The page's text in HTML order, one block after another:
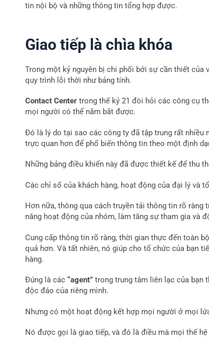
tin nội bộ và những thông tin tổng hợp được.
Giao tiếp là chìa khóa
Trong một kỷ nguyên bị chi phối bởi sự cần thiết của
quy trình lỗi thời như bảng tính.
Contact Center trong thế kỷ 21 đòi hỏi các công cụ
mọi người có thể nắm bắt được.
Đó là lý do tại sao các công ty đã tập trung rất nhiều
trực quan hơn để phổ biến thông tin theo một định
Những bảng điều khiển này đã được thiết kế để thu
Các chỉ số của khách hàng, hoạt động của đại lý và
Hơn nữa, thông qua cách truyền tải thông tin rõ ràng
năng hoạt động của nhóm, làm tăng sự tham gia và
Cung cấp thông tin rõ ràng, thời gian thực đến toàn
quả hơn. Và tất nhiên, nó giúp cho tổ chức của bạn
hàng.
Đúng là các“agent” trong trung tâm liên lạc của bạn
độc đáo của riêng mình.
Nhưng có một hoạt động kết hợp mọi người ở mọi
Nó được gọi là giao tiếp, và đó là điều mà mọi thế hệ